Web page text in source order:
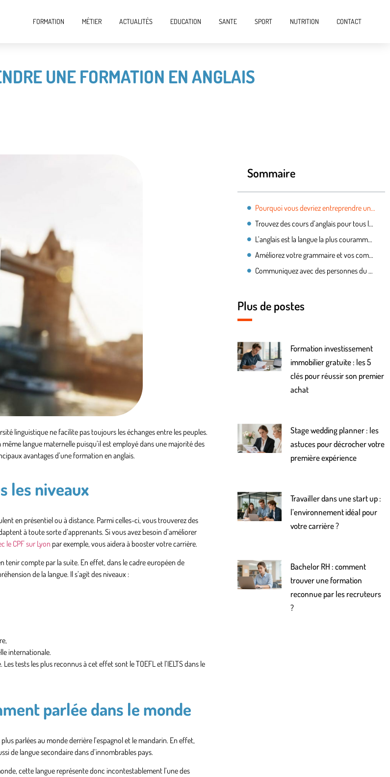
FORMATION MÉTIER ACTUALITÉS EDUCATION SANTE SPORT NUTRITION CONTACT
UNE FORMATION EN ANGLAIS
linguistique ne facilite pas toujours les échanges entre les peuples.
langue maternelle puisqu’il est employé dans une majorité des
avantages d’une formation en anglais.
les niveaux
en présentiel ou à distance. Parmi celles-ci, vous trouverez des
à toute sorte d’apprenants. Si vous avez besoin d’améliorer
le CPF sur Lyon par exemple, vous aidera à booster votre carrière.
tenir compte par la suite. En effet, dans le cadre européen de
de la langue. Il s’agit des niveaux :
internationale.
. Les tests les plus reconnus à cet effet sont le TOEFL et l’IELTS dans le
parlée dans le monde
parlées au monde derrière l’espagnol et le mandarin. En effet,
de langue secondaire dans d’innombrables pays.
cette langue représente donc incontestablement l’une des
Sommaire
Pourquoi vous devriez entreprendre une formation en anglais ?
Trouvez des cours d’anglais pour tous les niveaux
L’anglais est la langue la plus couramment parlée dans le monde
Améliorez votre grammaire et vos compétences rédactionnelles avec une formation en anglais
Communiquez avec des personnes du monde entier
Plus de postes
Formation investissement
immobilier gratuite : les 5
clés pour réussir son premier
achat
Stage wedding planner : les
astuces pour décrocher votre
première expérience
Travailler dans une start up :
l’environnement idéal pour
votre carrière ?
Bachelor RH : comment
trouver une formation
reconnue par les recruteurs
?